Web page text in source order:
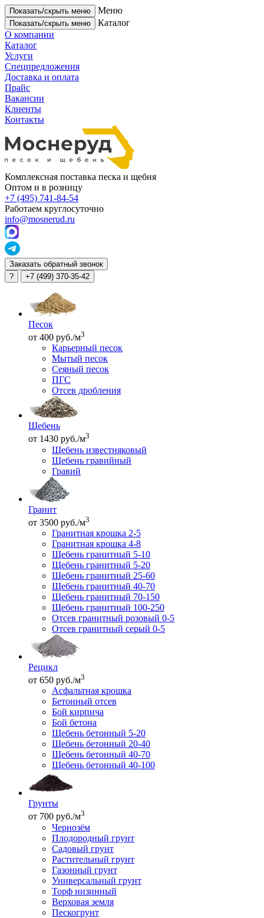
Показать/скрыть меню Меню
Показать/скрыть меню
Каталог
О компании
Каталог
Услуги
Спецпредложения
Доставка и оплата
Прайс
Вакансии
Клиенты
Контакты
Комплексная поставка песка и щебня
Оптом и в розницу
+7 (495) 741-84-54
Работаем круглосуточно
info@mosnerud.ru
Заказать обратный звонок
?
+7 (499) 370-35-42
Песок
от 400 руб./м3
Карьерный песок
Мытый песок
Сеяный песок
ПГС
Отсев дробления
Щебень
от 1430 руб./м3
Щебень известняковый
Щебень гравийный
Гравий
Гранит
от 3500 руб./м3
Гранитная крошка 2-5
Гранитная крошка 4-8
Щебень гранитный 5-10
Щебень гранитный 5-20
Щебень гранитный 25-60
Щебень гранитный 40-70
Щебень гранитный 70-150
Щебень гранитный 100-250
Отсев гранитный розовый 0-5
Отсев гранитный серый 0-5
Рецикл
от 650 руб./м3
Асфальтная крошка
Бетонный отсев
Бой кирпича
Бой бетона
Щебень бетонный 5-20
Щебень бетонный 20-40
Щебень бетонный 40-70
Щебень бетонный 40-100
Грунты
от 700 руб./м3
Чернозём
Плодородный грунт
Садовый грунт
Растительный грунт
Газонный грунт
Универсальный грунт
Торф низинный
Верховая земля
Пескогрунт